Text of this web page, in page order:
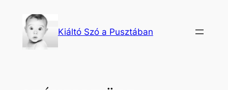
tartalomhoz
Kiáltó Szó a Pusztában